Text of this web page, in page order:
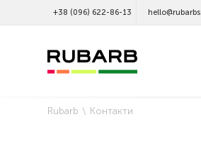
+38 (096) 622-86-13
Rubarb Контакти